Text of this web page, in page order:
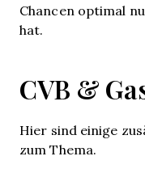
Chancen optimal
hat.
CVB &
Hier sind einige
zum Thema.